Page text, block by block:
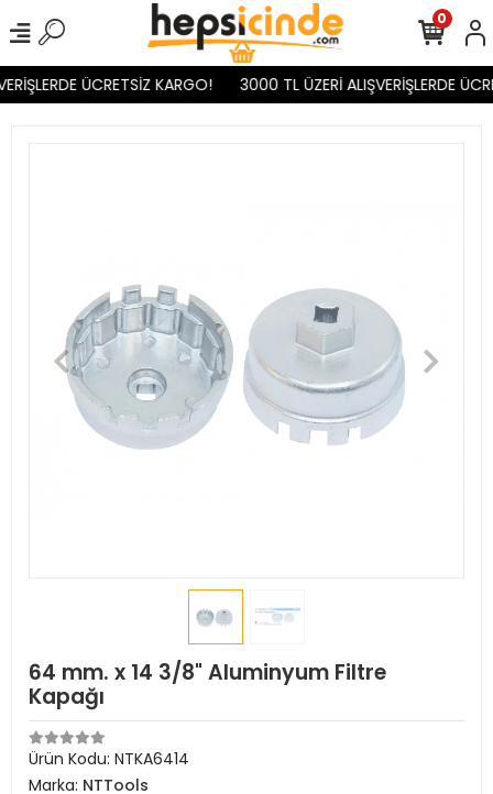
ÜCRETSİZ KARGO! 3000 TL ÜZERİ ALIŞVERİŞLERDE
0
64 mm. x 14 3/8" Aluminyum Filtre
Kapağı
Ürün Kodu: NTKA6414
Marka: NTTools